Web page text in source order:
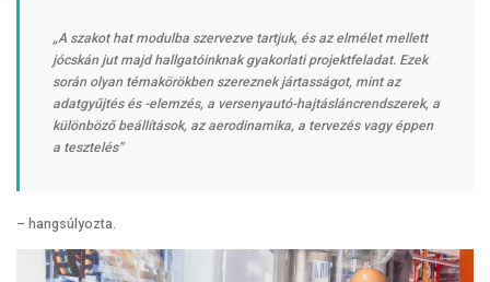
„A szakot hat modulba szervezve tartjuk, és az elmélet mellett
jócskán jut majd hallgatóinknak gyakorlati projektfeladat. Ezek
során olyan témakörökben szereznek jártasságot, mint az
adatgyűjtés és -elemzés, a versenyautó-hajtásláncrendszerek, a
különböző beállítások, az aerodinamika, a tervezés vagy éppen
a tesztelés”
– hangsúlyozta.